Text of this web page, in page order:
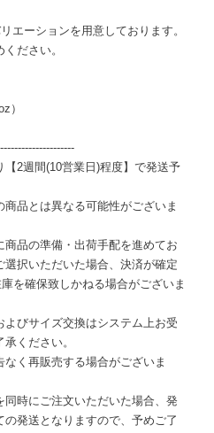
エーションを用意しております。
ださい。
）
2週間(10営業日)程度】で発送予
品とは異なる可能性がございま
品の準備・出荷手配を進めてお
選択いただいた場合、決済が確定
を確保致しかねる場合がございま
びサイズ交換はシステム上お受
ください。
く再販売する場合がございま
時にご注文いただいた場合、発
発送となりますので、予めご了